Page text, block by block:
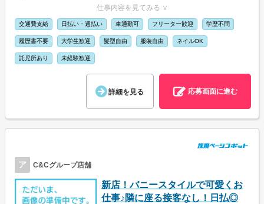
仕事内容を見てみる ∨
交通費支給 日払い・週払い 車通勤可 フリーター歓迎 学歴不問
履歴書不要 大学生歓迎 髪型自由 服装自由 ネイルOK
託児所あり 未経験歓迎
詳細を見る 応募画面に進む
ア C&Cグループ店舗
新店！バニースタイルで可愛くお
仕事♪隣に座る接客なし！日払◎